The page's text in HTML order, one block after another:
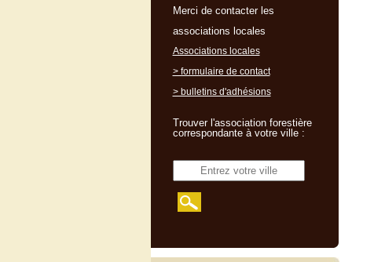
Merci de contacter les
associations locales
Associations locales
> formulaire de contact
> bulletins d'adhésions
Trouver l'association forestière
correspondante à votre ville :